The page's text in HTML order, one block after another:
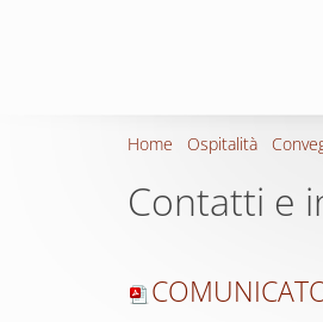
Home Ospitalità
Contatti e